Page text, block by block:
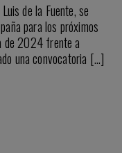
de la Fuente, se
para los próximos
de 2024 frente a
una convocatoria […]